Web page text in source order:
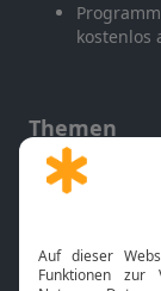
kostenlos
Themen
Gott und